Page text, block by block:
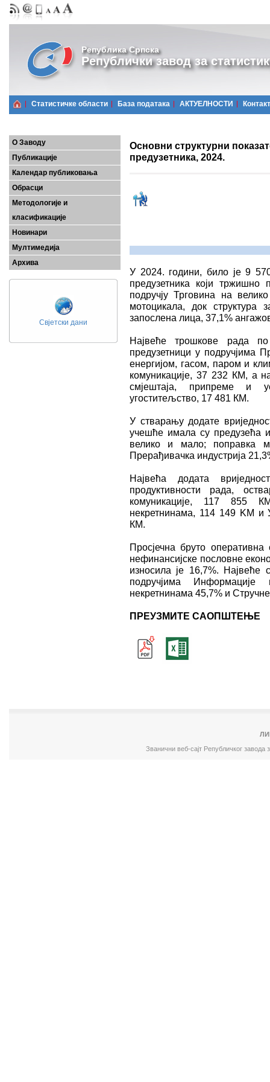
Република Српска
Републички завод за
Статистичке области Базa података АКТУЕЛНОСТИ Контакт
О Заводу
Публикације
Календар публиковања
Обрасци
Методологије и
класификације
Новинари
Мултимедија
Архива
Свјетски дани
Основни структурни
предузетника, 2024.
У 2024. години, било је 9
предузетника који тржишно
подручју Трговина на
мотоцикала, док структура
запослена лица, 37,1%
Највеће трошкове рада
предузетници у подручјима
енергијом, гасом, паром и
комуникације, 37 232 КМ, а
смјештаја, припреме и
угоститељство, 17 481 КМ.
У стварању додате
учешће имала су предузећа
велико и мало; поправка
Прерађивачка индустрија
Највећа додата
продуктивности рада,
комуникације, 117 855
некретнинама, 114 149 KM и
КМ.
Просјечна бруто
нефинансијске пословне
износила је 16,7%. Највеће
подручјима
некретнинама 45,7% и
ПРЕУЗМИТЕ САОПШТЕЊЕ
Званични веб-сајт Републичког